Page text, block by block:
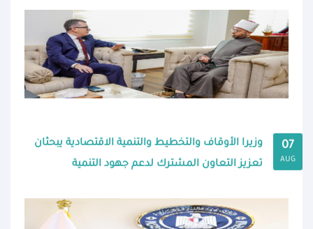
07
AUG
وزيرا الأوقاف والتخطيط والتنمية الاقتصادية يبحثان
تعزيز التعاون المشترك لدعم جهود التنمية